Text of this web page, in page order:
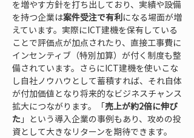
を増やす方針を打ち出しており、実績や設備
を持つ企業は案件受注で有利になる場面が増
えています。実際にICT建機を保有している
ことで評価点が加点されたり、直接工事費に
インセンティブ（特別加算）が付く制度も整
備されています。さらにICT建機を使いこな
し自社ノウハウとして蓄積すれば、それ自体
が付加価値となり将来的なビジネスチャンス
拡大につながります。「売上が約2倍に伸び
た 」という導入企業の事例もあり、攻めの投
資として大きなリターンを期待できます。